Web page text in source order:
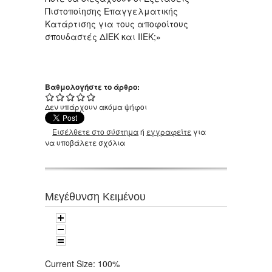
Πιστοποίησης Επαγγελματικής
Κατάρτισης για τους αποφοίτους
σπουδαστές ΔΙΕΚ και ΙΙΕΚ;»
Βαθμολογήστε το άρθρο:
Δεν υπάρχουν ακόμα ψήφοι
Εισέλθετε στο σύστημαή εγγραφείτε για
να υποβάλετε σχόλια
Μεγέθυνση Κειμένου
Current Size: 100%